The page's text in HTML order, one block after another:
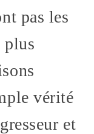
pas les
plus
vérité
et